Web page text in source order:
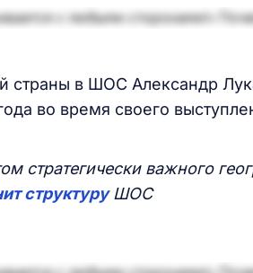
страны в ШОС Александр
во время своего
стратегически важного
структуруШОС